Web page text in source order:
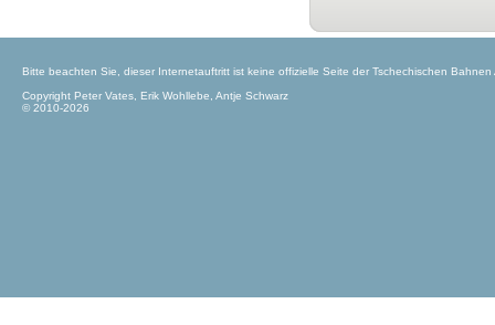
Bitte beachten Sie, dieser Internetauftritt ist keine offizielle Seite der Tschechischen
Copyright Peter Vates, Erik Wohllebe, Antje Schwarz
© 2010-2026